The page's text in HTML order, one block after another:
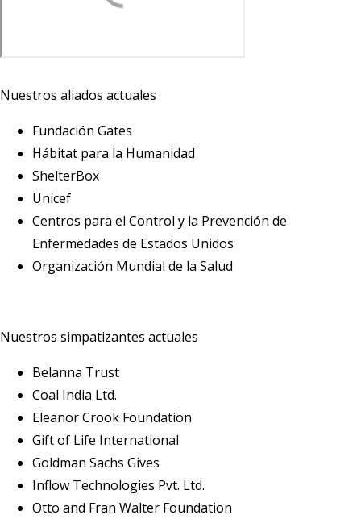
Nuestros aliados actuales
Fundación Gates
Hábitat para la Humanidad
ShelterBox
Unicef
Centros para el Control y la Prevención de
Enfermedades de Estados Unidos
Organización Mundial de la Salud
Nuestros simpatizantes actuales
Belanna Trust
Coal India Ltd.
Eleanor Crook Foundation
Gift of Life International
Goldman Sachs Gives
Inflow Technologies Pvt. Ltd.
Otto and Fran Walter Foundation